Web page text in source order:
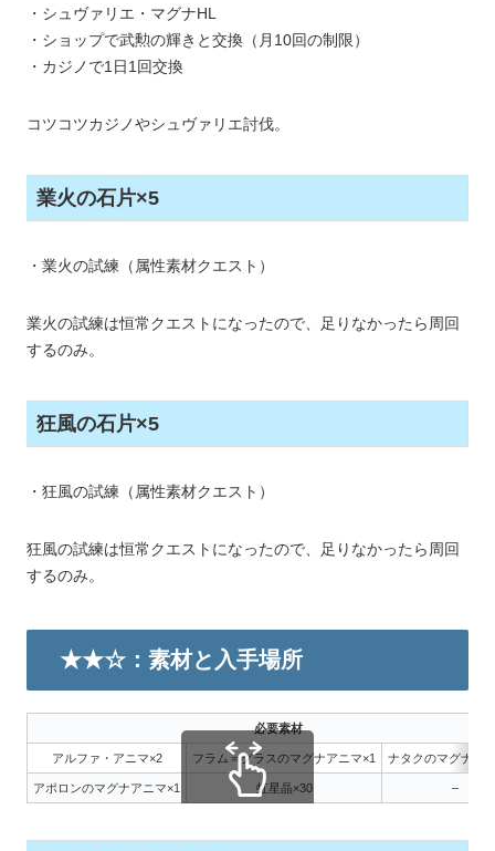
・シュヴァリエ・マグナHL
・ショップで武勲の輝きと交換（月10回の制限）
・カジノで1日1回交換
コツコツカジノやシュヴァリエ討伐。
業火の石片×5
・業火の試練（属性素材クエスト）
業火の試練は恒常クエストになったので、足りなかったら周回
するのみ。
狂風の石片×5
・狂風の試練（属性素材クエスト）
狂風の試練は恒常クエストになったので、足りなかったら周回
するのみ。
★★☆：素材と入手場所
必要素材
アルファ・アニマ×2 フラム＝グラスのマグナアニマ×1 ナタクのマグナア
アポロンのマグナアニマ×1 虹星晶×30 –